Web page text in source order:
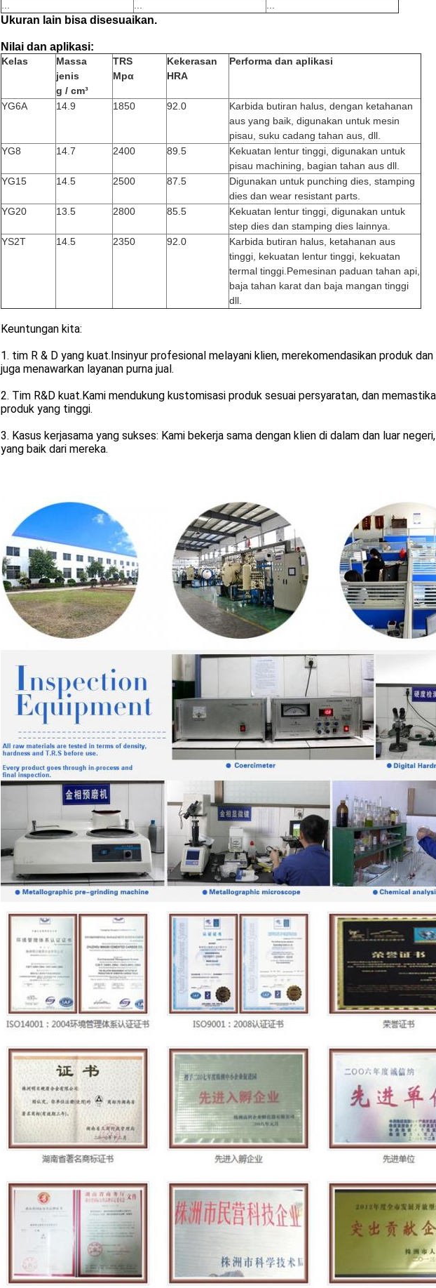
Ukuran lain bisa disesuaikan.
Nilai dan aplikasi:
Kelas
Massa
jenis
g / cm³
TRS
Mpα
Kekerasan
HRA
Performa dan aplikasi
YG6A 14.9 1850 92.0
Karbida butiran halus, dengan ketahanan
aus yang baik, digunakan untuk mesin
pisau, suku cadang tahan aus, dll.
YG8
14.7 2400 89.5
Kekuatan lentur tinggi, digunakan untuk
pisau machining , bagian tahan aus dll.
YG15
14.5 2500 87.5
Digunakan untuk punching dies, stamping
dies dan wear resistant parts.
YG20
13.5 2800 85.5
Kekuatan lentur tinggi, digunakan untuk
step dies dan stamping dies lainnya.
YS2T
14.5 2350 92.0
Karbida butiran halus, ketahanan aus
tinggi, kekuatan lentur tinggi, kekuatan
termal tinggi.Pemesinan paduan tahan api,
baja tahan karat dan baja mangan tinggi
dll.
Keuntungan kita:
1. tim R & D yang kuat.Insinyur profesional melayani klien, merekomendasikan produk dan
juga menawarkan layanan purna jual.
2. Tim R&D kuat.Kami mendukung kustomisasi produk sesuai persyaratan, dan
produk yang tinggi.
3. Kasus kerjasama yang sukses: Kami bekerja sama dengan klien di dalam dan luar
yang baik dari mereka.